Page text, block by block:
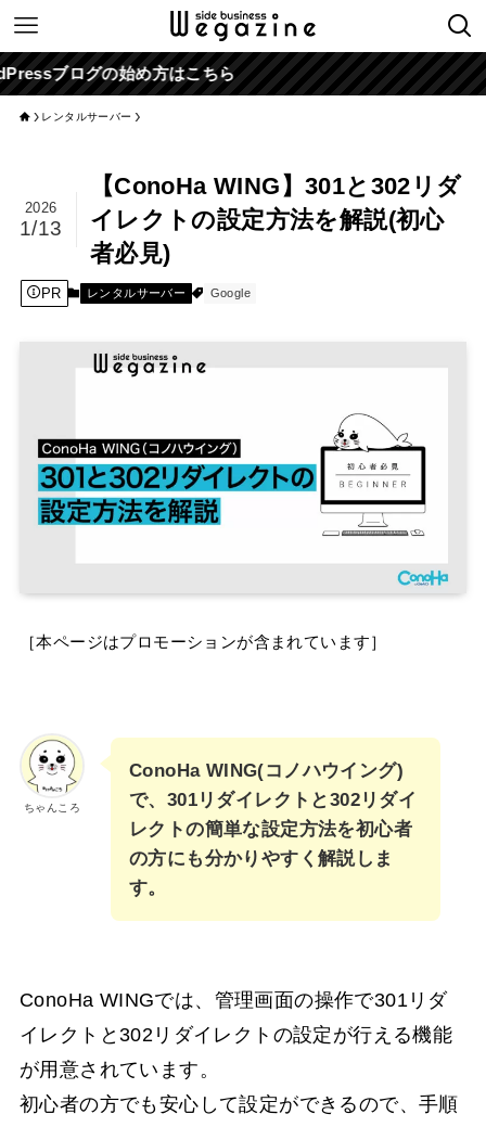
始め方はこちら
レンタルサーバー
【ConoHa WING】301と302リダ
イレクトの設定方法を解説(初心
者必見)
2026
1/13
PR レンタルサーバー Google
［本ページはプロモーションが含まれています］
ちゃんころ
ConoHa WING(コノハウイング)
で、301リダイレクトと302リダイ
レクトの簡単な設定方法を初心者
の方にも分かりやすく解説しま
す。
ConoHa WINGでは、管理画面の操作で301リダ
イレクトと302リダイレクトの設定が行える機能
が用意されています。
初心者の方でも安心して設定ができるので、手順